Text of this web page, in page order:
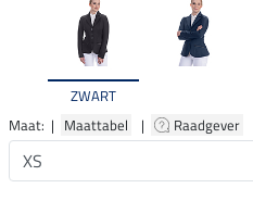
ZWART
Maat: | Maattabel | Raadgever